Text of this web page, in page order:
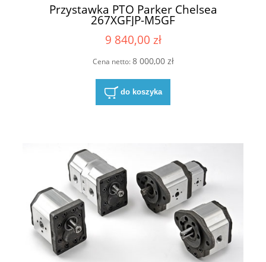
Przystawka PTO Parker Chelsea
267XGFJP-M5GF
9 840,00 zł
Cena netto:8 000,00 zł
do koszyka